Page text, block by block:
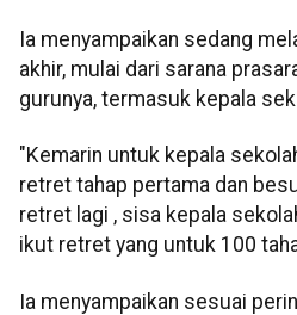
Ia menyampaikan sedang
akhir, mulai dari sarana
gurunya, termasuk kepala
"Kemarin untuk kepala
retret tahap pertama dan
retret lagi , sisa kepala
ikut retret yang untuk 100
Ia menyampaikan sesuai